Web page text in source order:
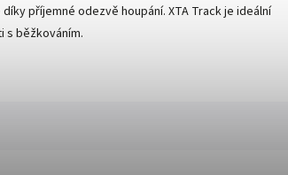
příjemné odezvě houpání. XTA Track je ideální
s běžkováním.